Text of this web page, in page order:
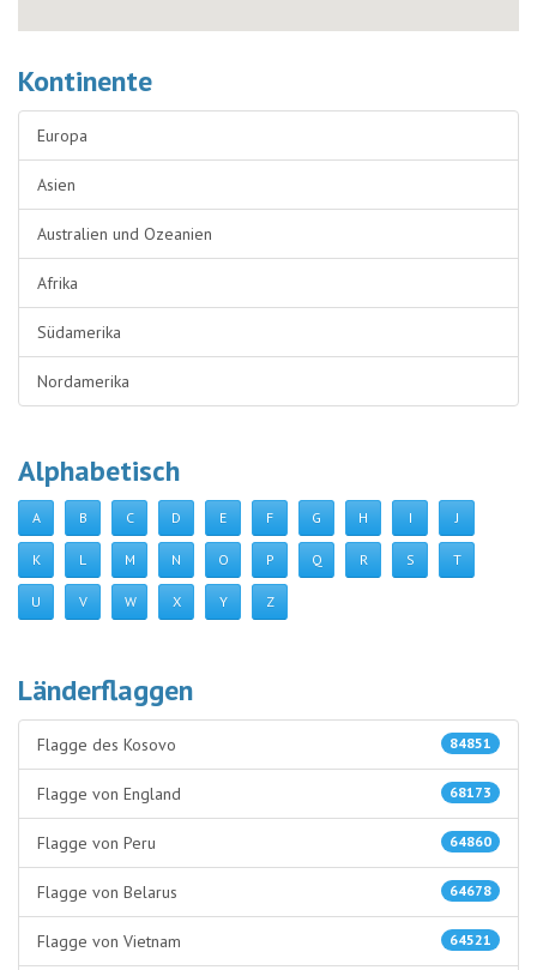
Kontinente
Europa
Asien
Australien und Ozeanien
Afrika
Südamerika
Nordamerika
Alphabetisch
A B C D E F G H I J
K L M N O P Q R S T
U V W X Y Z
Länderflaggen
84851
Flagge des Kosovo
68173
Flagge von England
64860
Flagge von Peru
64678
Flagge von Belarus
64521
Flagge von Vietnam